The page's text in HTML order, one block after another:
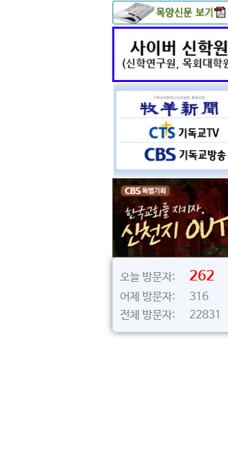
오늘 방문자: 262
어제 방문자: 316
전체 방문자: 22831